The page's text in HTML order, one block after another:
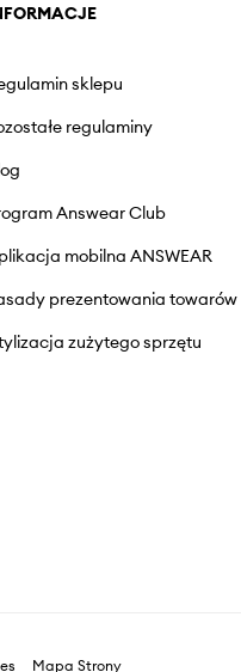
sklepu
regulaminy
Answear Club
mobilna ANSWEAR
prezentowania towarów
zużytego sprzętu
Mapa Strony